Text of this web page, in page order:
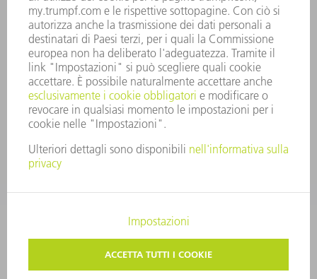
SECURITY
COMUNICATI STAMPA
RIVISTE
SOSTENIBILITÀ
CLIMA E AMBIENTE
IMPEGNO SOCIALE E COMUNITARIO
GOVERNANCE AZIENDALE
COPYRIGHT E MARCHIO
CONDIZIONI GENERALI DI VENDITA
IMPOSTAZIONI SFERA PRIVATA